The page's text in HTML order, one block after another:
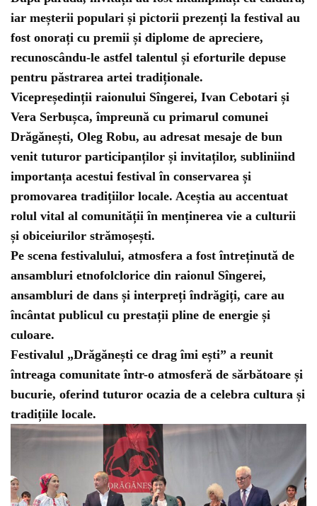
iar meșterii populari și pictorii prezenți la festival au
fost onorați cu premii și diplome de apreciere,
recunoscându-le astfel talentul și eforturile depuse
pentru păstrarea artei tradiționale.
Vicepreședinții raionului Sîngerei, Ivan Cebotari și
Vera Serbușca, împreună cu primarul comunei
Drăgănești, Oleg Robu, au adresat mesaje de bun
venit tuturor participanților și invitaților, subliniind
importanța acestui festival în conservarea și
promovarea tradițiilor locale. Aceștia au accentuat
rolul vital al comunității în menținerea vie a culturii
și obiceiurilor strămoșești.
Pe scena festivalului, atmosfera a fost întreținută de
ansambluri etnofolclorice din raionul Sîngerei,
ansambluri de dans și interpreți îndrăgiți, care au
încântat publicul cu prestații pline de energie și
culoare.
Festivalul „Drăgănești ce drag îmi ești” a reunit
întreaga comunitate într-o atmosferă de sărbătoare și
bucurie, oferind tuturor ocazia de a celebra cultura și
tradițiile locale.